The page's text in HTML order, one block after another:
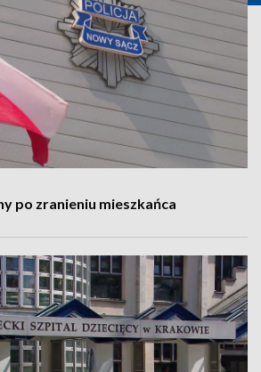
po zranieniu mieszkańca